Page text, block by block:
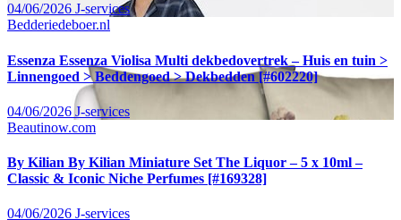
04/06/2026 J-services
Bedderiedeboer.nl
Essenza Essenza Violisa Multi dekbedovertrek – Huis en tuin >
Linnengoed > Beddengoed > Dekbedden [#602220]
04/06/2026 J-services
Beautinow.com
By Kilian By Kilian Miniature Set The Liquor – 5 x 10ml –
Classic & Iconic Niche Perfumes [#169328]
04/06/2026 J-services